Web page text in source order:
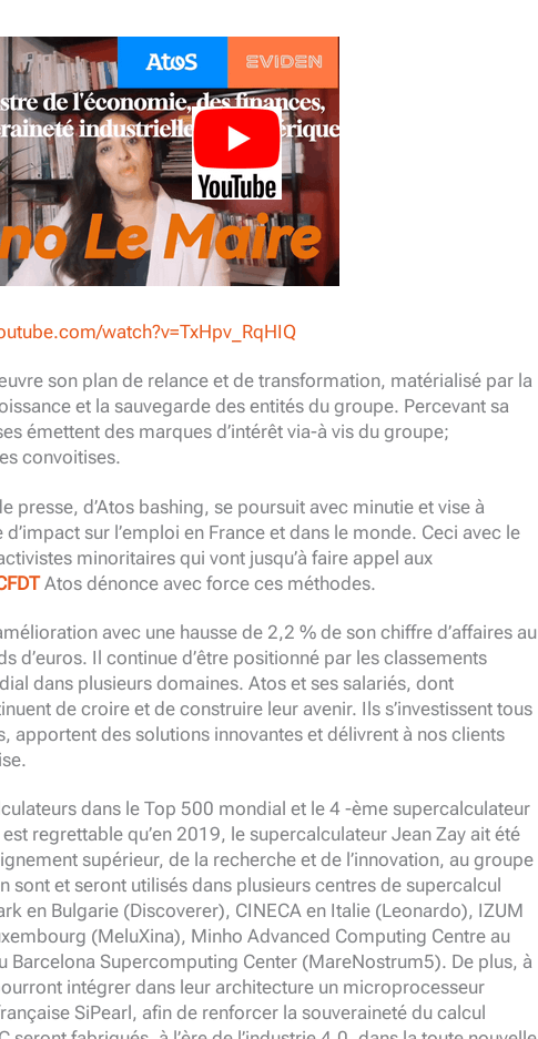
watch?v=TxHpv_RqHIQ
son plan de relance et de transformation, matérialisé par la
et la sauvegarde des entités du groupe. Percevant sa
émettent des marques d’intérêt via-à vis du groupe;
convoitises.
presse, d’Atos bashing, se poursuit avec minutie et vise à
sur l’emploi en France et dans le monde. Ceci avec le
minoritaires qui vont jusqu’à faire appel aux
Atos dénonce avec force ces méthodes.
avec une hausse de 2,2 % de son chiffre d’affaires au
d’euros. Il continue d’être positionné par les classements
dans plusieurs domaines. Atos et ses salariés, dont
de croire et de construire leur avenir. Ils s’investissent tous
apportent des solutions innovantes et délivrent à nos clients
dans le Top 500 mondial et le 4 -ème supercalculateur
regrettable qu’en 2019, le supercalculateur Jean Zay ait été
supérieur, de la recherche et de l’innovation, au groupe
sont et seront utilisés dans plusieurs centres de supercalcul
en Bulgarie (Discoverer), CINECA en Italie (Leonardo), IZUM
(MeluXina), Minho Advanced Computing Centre au
Barcelona Supercomputing Center (MareNostrum5). De plus, à
intégrer dans leur architecture un microprocesseur
SiPearl, afin de renforcer la souveraineté du calcul